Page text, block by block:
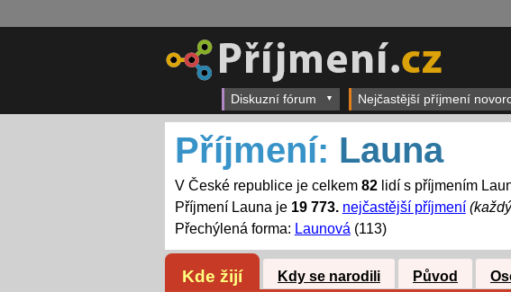
Diskuzní fórum Nejčastější příjmení
Příjmení: Launa
V České republice je celkem 82lidí s příjmením
Příjmení Launa je 19 773. nejčastější příjmení
Přechýlená forma: Launová (113)
Kde žijí Kdy se narodili Původ